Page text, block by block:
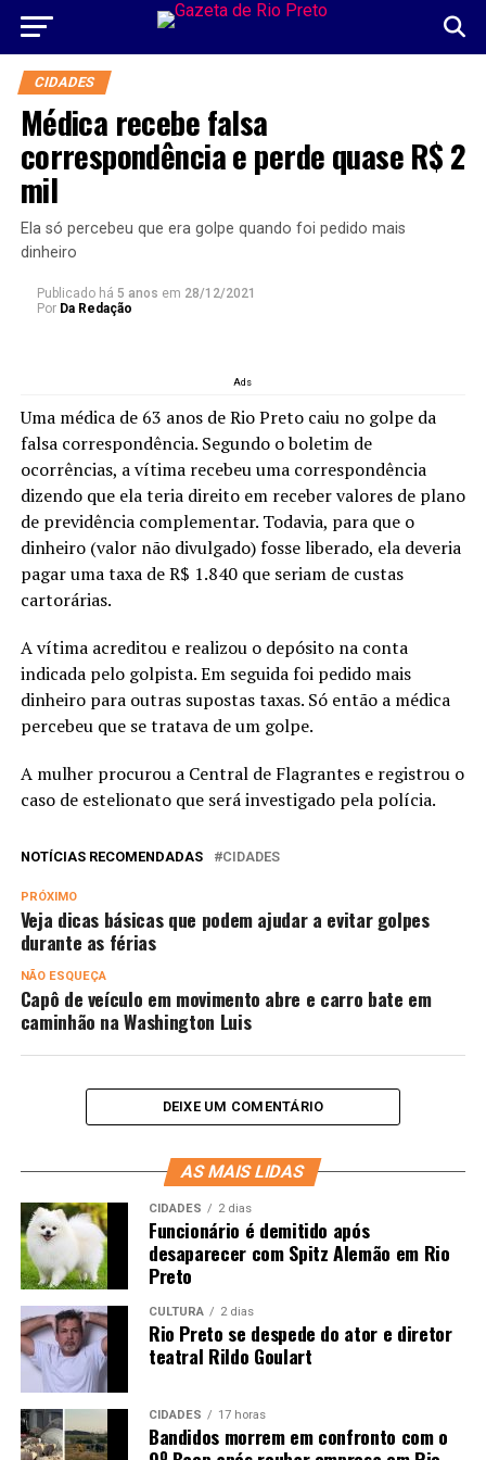
CIDADES
Médica recebe falsa
correspondência e perde quase R$ 2
mil
Ela só percebeu que era golpe quando foi pedido mais
dinheiro
Publicado há 5 anos em 28/12/2021
Por Da Redação
Ads
Uma médica de 63 anos de Rio Preto caiu no golpe da
falsa correspondência. Segundo o boletim de
ocorrências, a vítima recebeu uma correspondência
dizendo que ela teria direito em receber valores de plano
de previdência complementar. Todavia, para que o
dinheiro (valor não divulgado) fosse liberado, ela deveria
pagar uma taxa de R$ 1.840 que seriam de custas
cartorárias.
A vítima acreditou e realizou o depósito na conta
indicada pelo golpista. Em seguida foi pedido mais
dinheiro para outras supostas taxas. Só então a médica
percebeu que se tratava de um golpe.
A mulher procurou a Central de Flagrantes e registrou o
caso de estelionato que será investigado pela polícia.
NOTÍCIAS RECOMENDADAS CIDADES
PRÓXIMO
Veja dicas básicas que podem ajudar a evitar golpes
durante as férias
NÃO ESQUEÇA
Capô de veículo em movimento abre e carro bate em
caminhão na Washington Luis
DEIXE UM COMENTÁRIO
AS MAIS LIDAS
CIDADES 2 dias
Funcionário é demitido após
desaparecer com Spitz Alemão em Rio
Preto
CULTURA 2 dias
Rio Preto se despede do ator e diretor
teatral Rildo Goulart
CIDADES 17 horas
Bandidos morrem em confronto com o